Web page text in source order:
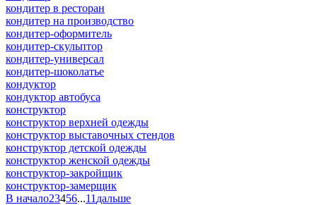
кондитер в ресторан
кондитер на производство
кондитер-оформитель
кондитер-скульптор
кондитер-универсал
кондитер-шоколатье
кондуктор
кондуктор автобуса
конструктор
конструктор верхней одежды
конструктор выставочных стендов
конструктор детской одежды
конструктор женской одежды
конструктор-закройщик
конструктор-замерщик
В начало23456...11 дальше